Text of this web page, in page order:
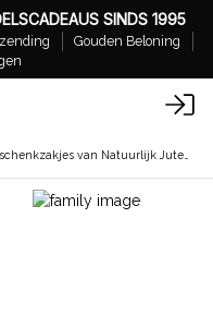
SINDS 1995
Gouden Beloning
Geschenkzakjes van Natuurlijk Jutekatoen